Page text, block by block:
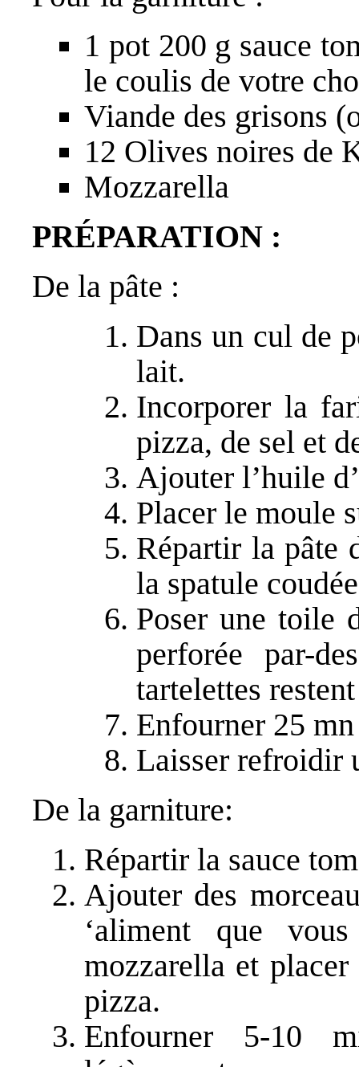
1 pot 200 g sauce
le coulis de votre
Viande des grisons
12 Olives noires de
Mozzarella
PRÉPARATION :
De la pâte :
Dans un cul de
lait.
Incorporer la
pizza, de sel et
Ajouter l’huile
Placer le moule
Répartir la pâte
la spatule
Poser une toile
perforée par-
tartelettes
Enfourner 25
Laisser refroidir
De la garniture:
Répartir la sauce
Ajouter des
‘aliment que
mozzarella et
pizza.
Enfourner 5-10